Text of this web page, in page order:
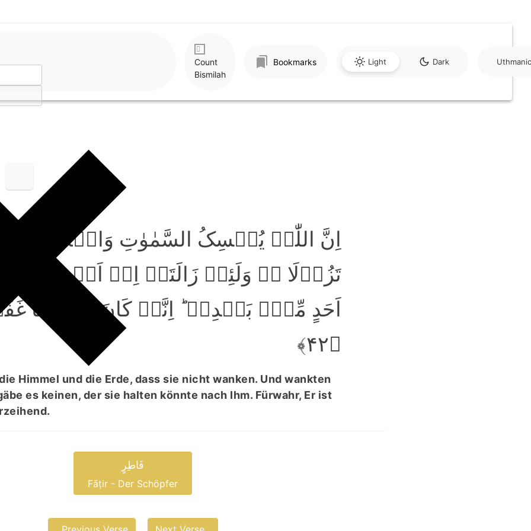
Count
Bismilah
Bookmarks Light Dark Uthmanic
اِنَّ اللّٰہَ یُمۡسِکُ السَّمٰوٰتِ وَالۡاَرۡضَ
تَزُوۡلَا ۬ۚ وَلَئِنۡ زَالَتَاۤ اِنۡ
اَحَدٍ مِّنۡۢ بَعۡدِہٖ ؕ اِنَّہٗ کَانَ حَلِیۡمًا
﴿۴۲﴾
Himmel und die Erde, dass sie nicht wanken. Und wankten
es keinen, der sie halten könnte nach Ihm. Fürwahr, Er ist
فَاطِرٍ
Fāṭir - Der Schöpfer